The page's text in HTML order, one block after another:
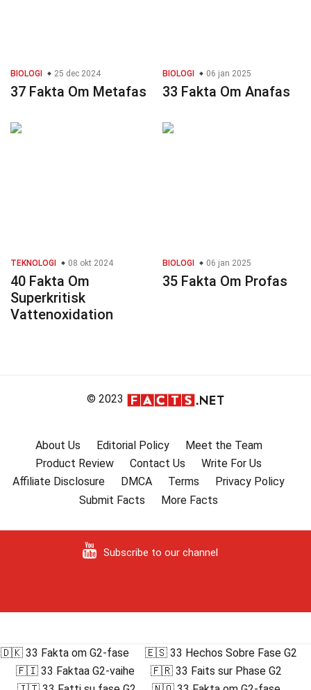
BIOLOGI 25 dec 2024
37 Fakta Om Metafas
BIOLOGI 06 jan 2025
33 Fakta Om Anafas
TEKNOLOGI 08 okt 2024
40 Fakta Om
Superkritisk
Vattenoxidation
BIOLOGI 06 jan 2025
35 Fakta Om Profas
© 2023
About Us Editorial Policy
Meet the Team
Product Review
Contact Us
Write For Us
Affiliate Disclosure
DMCA Terms
Privacy Policy
Submit Facts
More Facts
Subscribe to our channel
🇩🇰 33 Fakta om G2-fase
🇪🇸 33 Hechos Sobre Fase G2
🇫🇮 33 Faktaa G2-vaihe
🇫🇷 33 Faits sur Phase G2